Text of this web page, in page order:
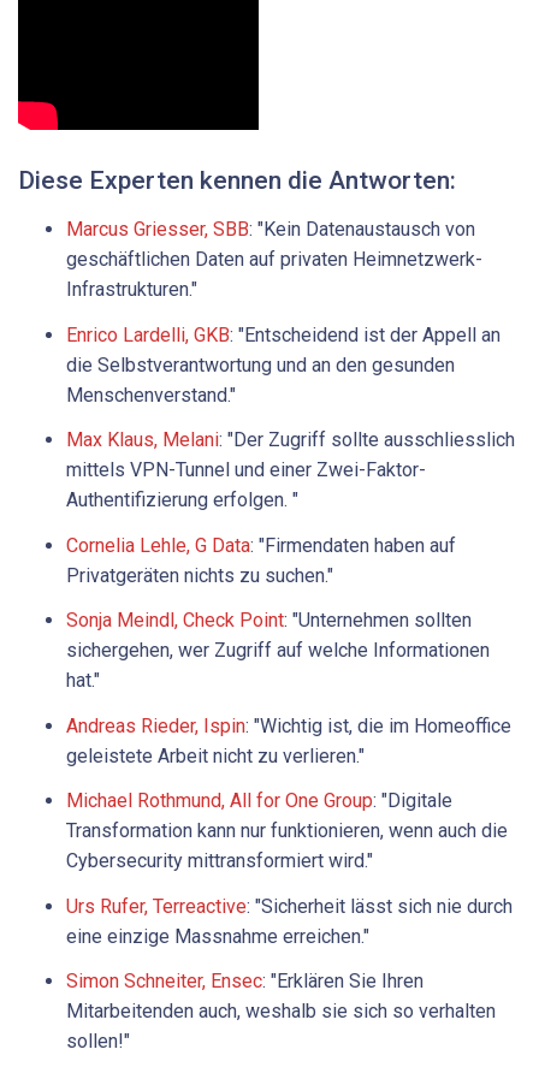
Diese Experten kennen die Antworten:
Marcus Griesser, SBB: "Kein Datenaustausch von
geschäftlichen Daten auf privaten Heimnetzwerk-
Infrastrukturen."
Enrico Lardelli, GKB: "Entscheidend ist der Appell an
die Selbstverantwortung und an den gesunden
Menschenverstand."
Max Klaus, Melani: "Der Zugriff sollte ausschliesslich
mittels VPN-Tunnel und einer Zwei-Faktor-
Authentifizierung erfolgen. "
Cornelia Lehle, G Data: "Firmendaten haben auf
Privatgeräten nichts zu suchen."
Sonja Meindl, Check Point: "Unternehmen sollten
sichergehen, wer Zugriff auf welche Informationen
hat."
Andreas Rieder, Ispin: "Wichtig ist, die im Homeoffice
geleistete Arbeit nicht zu verlieren."
Michael Rothmund, All for One Group: "Digitale
Transformation kann nur funktionieren, wenn auch die
Cybersecurity mittransformiert wird."
Urs Rufer, Terreactive: "Sicherheit lässt sich nie durch
eine einzige Massnahme erreichen."
Simon Schneiter, Ensec: "Erklären Sie Ihren
Mitarbeitenden auch, weshalb sie sich so verhalten
sollen!"